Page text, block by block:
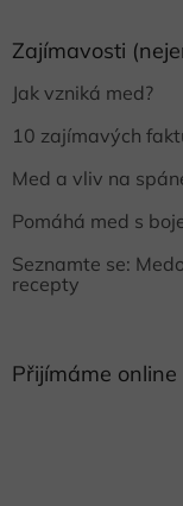
Zajímavosti
Jak vzniká med?
10 zajímavých
Med a vliv na
Pomáhá med s
Seznamte se:
recepty
Přijímáme